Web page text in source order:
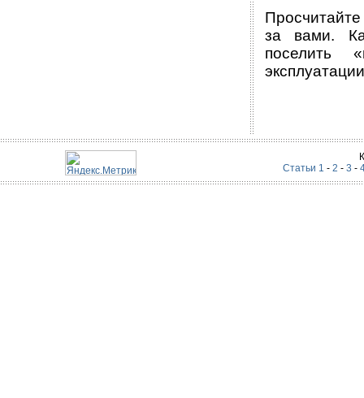
за вами.
поселить
Статьи 1 - 2 - 3 -